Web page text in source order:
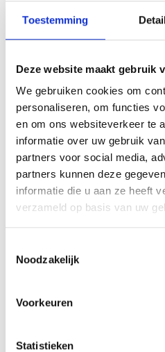
Toestemming
Deze website maakt gebruik
We gebruiken cookies om
personaliseren, om functies
en om ons websiteverkeer te
informatie over uw gebruik
partners voor social media,
partners kunnen deze
informatie die u aan ze heeft
verzameld op basis van uw
Noodzakelijk
Voorkeuren
Statistieken
Met een GPS-horloge houd
zonder je kinderen te
alleen waar ze zijn, maar ook
hun horloge dragen. Dat
duidelijke afspraken te
technologie die bijdraagt aan